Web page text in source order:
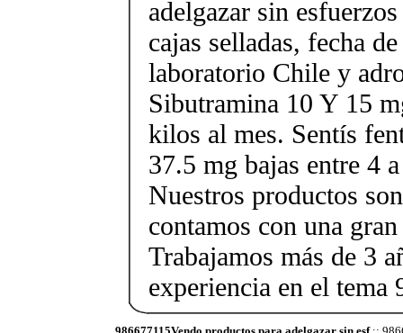
adelgazar sin
cajas selladas, fecha
laboratorio Chile y
Sibutramina 10 Y 15
kilos al mes. Sentís
37.5 mg bajas entre 4
Nuestros productos
contamos con una
Trabajamos más de 3
experiencia en el tema